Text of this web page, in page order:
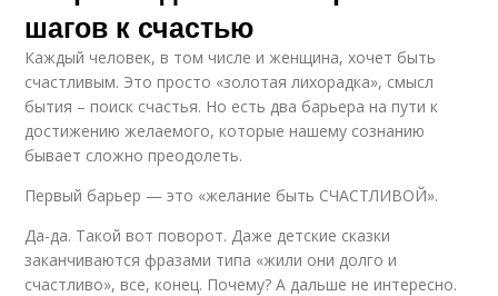
шагов к счастью
Каждый человек, в том числе и женщина, хочет быть
счастливым. Это просто «золотая лихорадка», смысл
бытия – поиск счастья. Но есть два барьера на пути к
достижению желаемого, которые нашему сознанию
бывает сложно преодолеть.
Первый барьер — это «желание быть СЧАСТЛИВОЙ».
Да-да. Такой вот поворот. Даже детские сказки
заканчиваются фразами типа «жили они долго и
счастливо», все, конец. Почему? А дальше не интересно.